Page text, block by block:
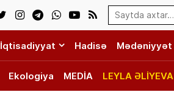
Search…
İqtisadiyyat Hadisə Mədəniyyət
Ekologiya MEDİA LEYLA ƏLİYEVA